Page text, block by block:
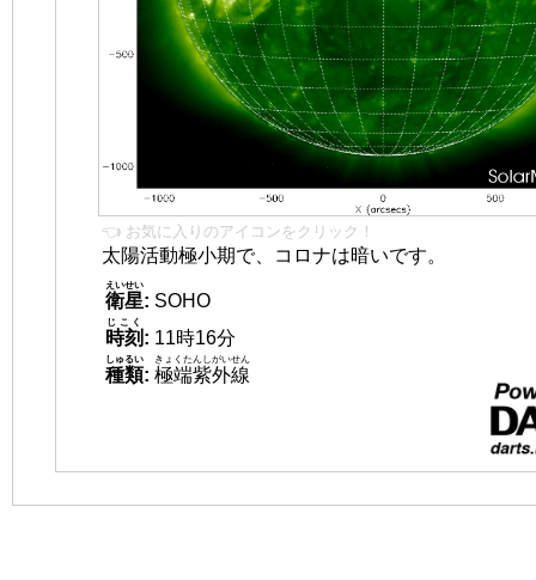
👈 お気に入りのアイコンをクリック！
太陽活動極小期で、コロナは暗いです。
衛星
えいせい
: SOHO
時刻
じこく
: 11時16分
種類
しゅるい
: 極端紫外線
きょくたんしがいせん